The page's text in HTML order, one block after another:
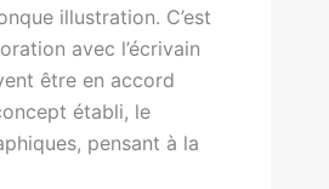
illustration. C’est
avec l’écrivain
être en accord
établi, le
pensant à la